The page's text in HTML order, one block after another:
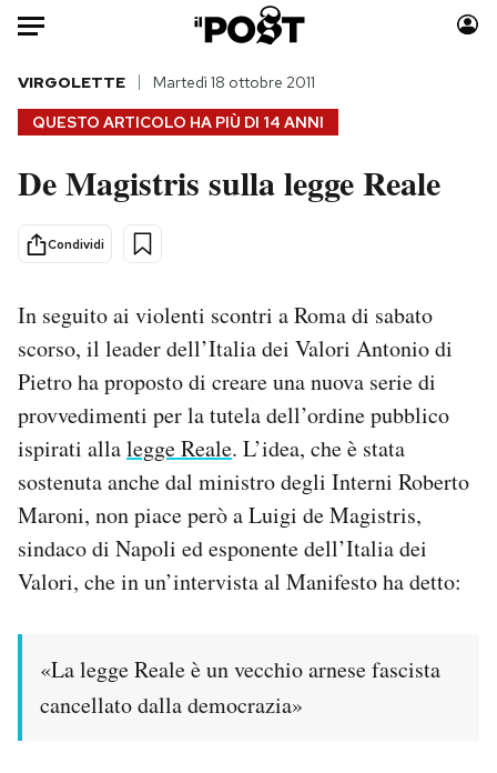
Auto
HOME
Italia
Politica
Internet
Scienza
Cultura
Economia
Sport
Moda
Ok Boomer!
Media
Europa
Altrecose
Mondiali calcio 2026
PODCAST
I MIEI PREFERITI
QUESTO ARTICOLO HA PIÙ DI 14 ANNI
VIRGOLETTE Martedì 18 ottobre 2011
De Magistris sulla legge Reale
Condividi
In seguito ai violenti scontri a Roma di sabato
scorso, il leader dell’Italia dei Valori Antonio di
Pietro ha proposto di creare una nuova serie di
provvedimenti per la tutela dell’ordine pubblico
ispirati allalegge Reale. L’idea, che è stata
sostenuta anche dal ministro degli Interni Roberto
Maroni, non piace però a Luigi de Magistris,
sindaco di Napoli ed esponente dell’Italia dei
Valori, che in un’intervista al Manifesto ha detto:
«La legge Reale è un vecchio arnese fascista
cancellato dalla democrazia»